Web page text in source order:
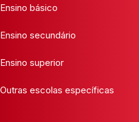
Ensino básico
Ensino secundário
Ensino superior
Outras escolas específicas